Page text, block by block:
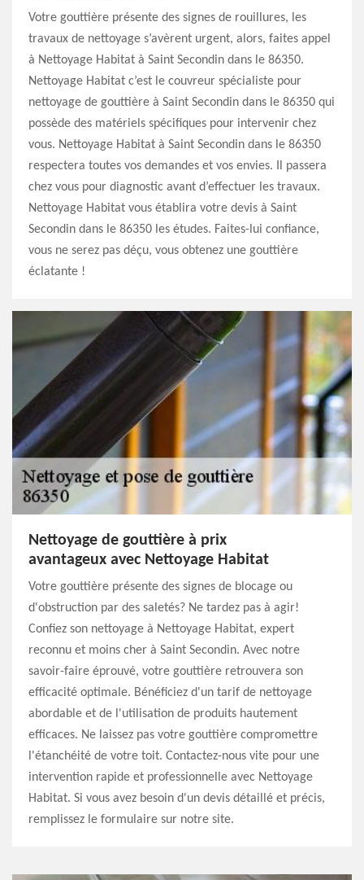
Votre gouttière présente des signes de rouillures, les
travaux de nettoyage s’avèrent urgent, alors, faites appel
à Nettoyage Habitat à Saint Secondin dans le 86350.
Nettoyage Habitat c’est le couvreur spécialiste pour
nettoyage de gouttière à Saint Secondin dans le 86350 qui
possède des matériels spécifiques pour intervenir chez
vous. Nettoyage Habitat à Saint Secondin dans le 86350
respectera toutes vos demandes et vos envies. Il passera
chez vous pour diagnostic avant d’effectuer les travaux.
Nettoyage Habitat vous établira votre devis à Saint
Secondin dans le 86350 les études. Faites-lui confiance,
vous ne serez pas déçu, vous obtenez une gouttière
éclatante !
Nettoyage de gouttière à prix
avantageux avec Nettoyage Habitat
Votre gouttière présente des signes de blocage ou
d'obstruction par des saletés? Ne tardez pas à agir!
Confiez son nettoyage à Nettoyage Habitat, expert
reconnu et moins cher à Saint Secondin. Avec notre
savoir-faire éprouvé, votre gouttière retrouvera son
efficacité optimale. Bénéficiez d'un tarif de nettoyage
abordable et de l'utilisation de produits hautement
efficaces. Ne laissez pas votre gouttière compromettre
l'étanchéité de votre toit. Contactez-nous vite pour une
intervention rapide et professionnelle avec Nettoyage
Habitat. Si vous avez besoin d'un devis détaillé et précis,
remplissez le formulaire sur notre site.